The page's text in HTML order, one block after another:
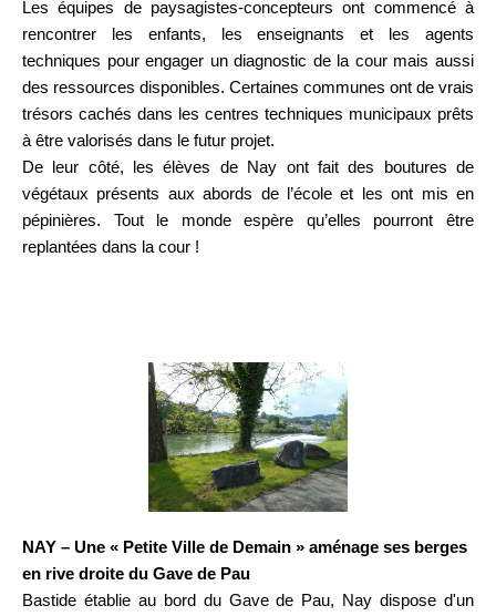
Les équipes de paysagistes-concepteurs ont commencé à
rencontrer les enfants, les enseignants et les agents
techniques pour engager un diagnostic de la cour mais aussi
des ressources disponibles. Certaines communes ont de vrais
trésors cachés dans les centres techniques municipaux prêts
à être valorisés dans le futur projet.
De leur côté, les élèves de Nay ont fait des boutures de
végétaux présents aux abords de l’école et les ont mis en
pépinières. Tout le monde espère qu’elles pourront être
replantées dans la cour !
NAY – Une « Petite Ville de Demain » aménage ses berges
en rive droite du Gave de Pau
Bastide établie au bord du Gave de Pau, Nay dispose d'un